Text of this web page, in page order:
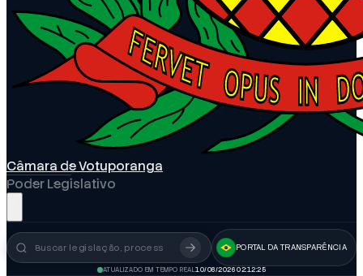
Câmara de Votuporanga
Poder Legislativo
Busca no portal PORTAL DA TRANSPARÊNCIA
ATUALIZADO EM TEMPO REAL10/08/2026 02:12:26